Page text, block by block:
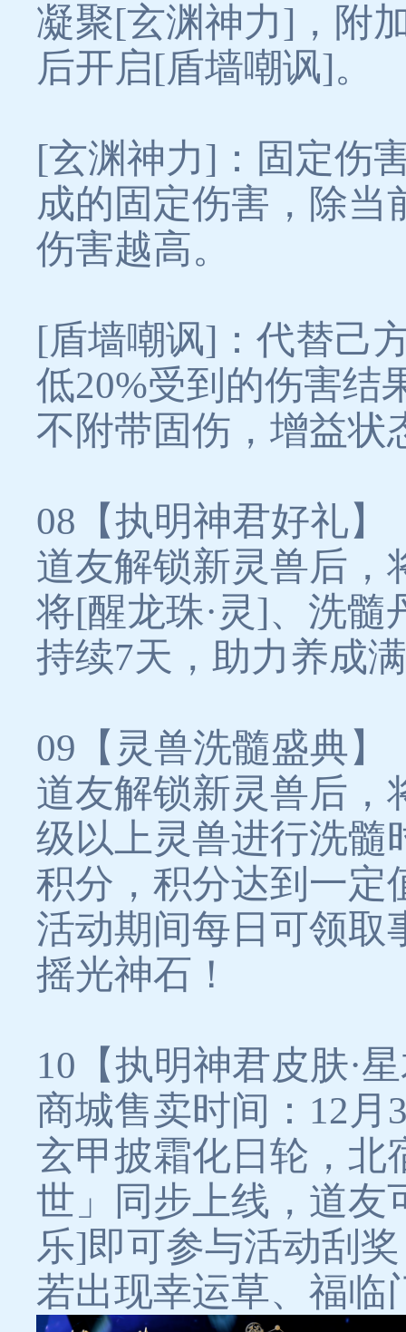
凝聚[玄渊神力]，附
后开启[盾墙嘲讽]。
[玄渊神力]：固定伤
成的固定伤害，除当
伤害越高。
[盾墙嘲讽]：代替己
低20%受到的伤害结
不附带固伤，增益状
08【执明神君好礼】
道友解锁新灵兽后，
将[醒龙珠·灵]、洗
持续7天，助力养成
09【灵兽洗髓盛典】
道友解锁新灵兽后，
级以上灵兽进行洗髓
积分，积分达到一定
活动期间每日可领取
摇光神石！
10【执明神君皮肤·
商城售卖时间：12月
玄甲披霜化日轮，北
世」同步上线，道友
乐]即可参与活动刮
若出现幸运草、福临